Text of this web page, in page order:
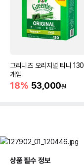
그리니즈 오리지널 티니 130
개입
18% 53,000원
상품 필수 정보